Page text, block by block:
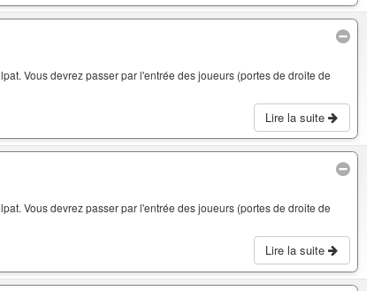
Vous devrez passer par l'entrée des joueurs (portes de droite de
Lire la suite
Vous devrez passer par l'entrée des joueurs (portes de droite de
Lire la suite